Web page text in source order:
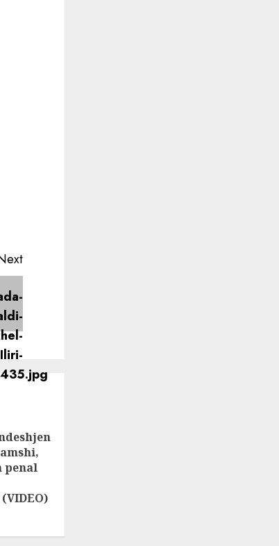
penal